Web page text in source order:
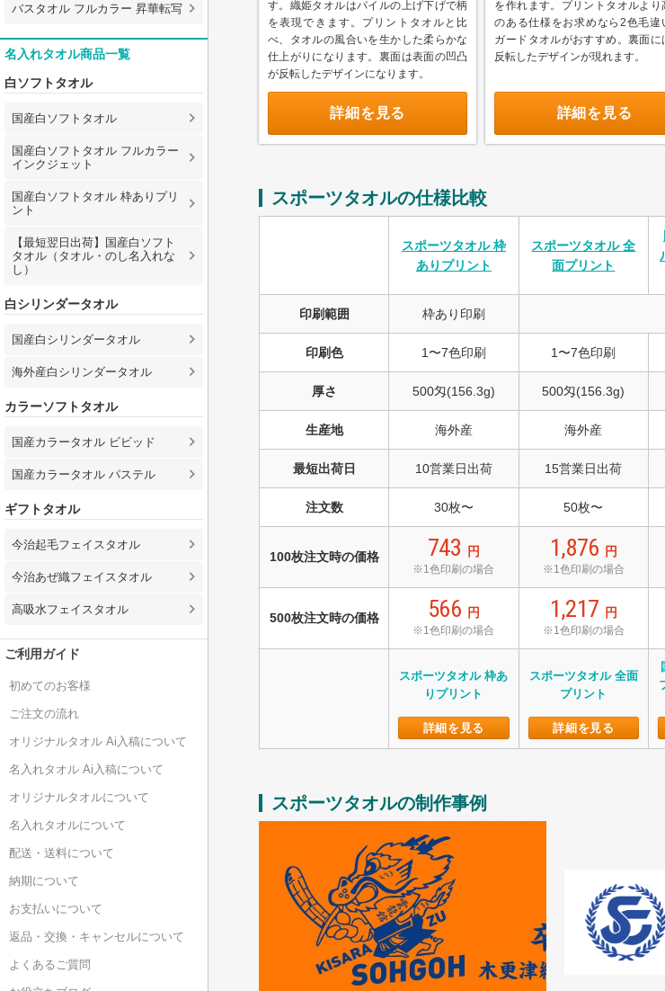
バスタオル フルカラー 昇華転写
名入れタオル商品一覧
白ソフトタオル
国産白ソフトタオル
国産白ソフトタオル フルカラー
インクジェット
国産白ソフトタオル 枠ありプリ
ント
【最短翌日出荷】国産白ソフト
タオル（タオル・のし名入れな
し）
白シリンダータオル
国産白シリンダータオル
海外産白シリンダータオル
カラーソフトタオル
国産カラータオル ビビッド
国産カラータオル パステル
ギフトタオル
今治起毛フェイスタオル
今治あぜ織フェイスタオル
高吸水フェイスタオル
ご利用ガイド
初めてのお客様
ご注文の流れ
オリジナルタオル Ai入稿について
名入れタオル Ai入稿について
オリジナルタオルについて
名入れタオルについて
配送・送料について
納期について
お支払いについて
返品・交換・キャンセルについて
よくあるご質問
す。織姫タオルはパイルの上げ下げで柄
を表現できます。プリントタオルと比
べ、タオルの風合いを生かした柔らかな
仕上がりになります。裏面は表面の凹凸
が反転したデザインになります。
詳細を見る
を作れます。プリントタオルより
のある仕様をお求めなら2色毛違
ガードタオルがおすすめ。裏面に
反転したデザインが現れます。
詳細を見る
スポーツタオルの仕様比較
スポーツタオル 枠
ありプリント
スポーツタオル 全
面プリント
印刷範囲 枠あり印刷
印刷色 1〜7色印刷 1〜7色印刷
厚さ 500匁(156.3g) 500匁(156.3g)
生産地 海外産 海外産
最短出荷日 10営業日出荷 15営業日出荷
注文数 30枚〜 50枚〜
100枚注文時の価格 743 円
※1色印刷の場合
1,876 円
※1色印刷の場合
500枚注文時の価格 566 円
※1色印刷の場合
1,217 円
※1色印刷の場合
スポーツタオル 枠あ
りプリント
詳細を見る
スポーツタオル 全面
プリント
詳細を見る
スポーツタオルの制作事例